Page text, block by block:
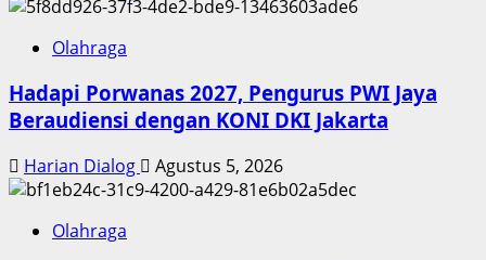
Olahraga
Hadapi Porwanas 2027, Pengurus PWI Jaya
Beraudiensi dengan KONI DKI Jakarta
Harian Dialog Agustus 5, 2026
Olahraga